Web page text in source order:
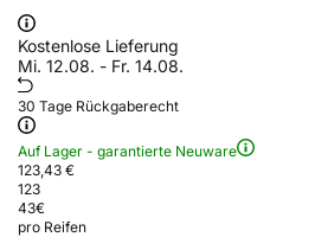
Kostenlose Lieferung
Mi. 12.08. - Fr. 14.08.
30 Tage Rückgaberecht
Auf Lager - garantierte Neuware
123,43 €
123
43€
pro Reifen